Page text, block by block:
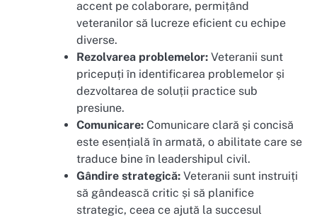
accent pe colaborare, permițând
veteranilor să lucreze eficient cu echipe
diverse.
Rezolvarea problemelor: Veteranii sunt
pricepuți în identificarea problemelor și
dezvoltarea de soluții practice sub
presiune.
Comunicare: Comunicare clară și concisă
este esențială în armată, o abilitate care se
traduce bine în leadershipul civil.
Gândire strategică: Veteranii sunt instruiți
să gândească critic și să planifice
strategic, ceea ce ajută la succesul